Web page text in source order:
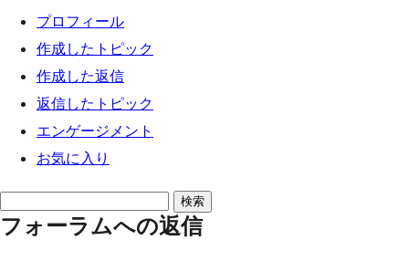
プロフィール
作成したトピック
作成した返信
返信したトピック
エンゲージメント
お気に入り
信
フォーラムへの返信